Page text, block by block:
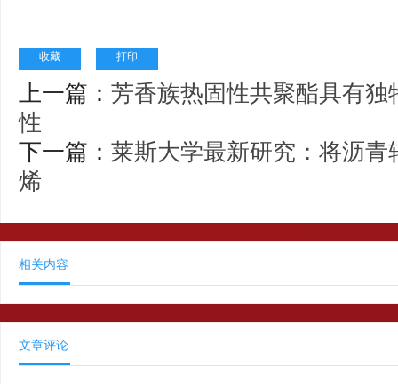
收藏 打印
上一篇： 芳香族热固性共聚酯具有
性
下一篇： 莱斯大学最新研究：将沥
烯
相关内容
文章评论